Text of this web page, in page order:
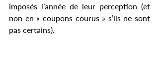
imposés l’année de leur perception (et
non en « coupons courus » s’ils ne sont
pas certains).